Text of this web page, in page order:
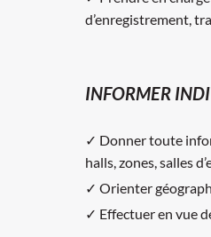
d’enregistrement,
INFORMER
✓ Donner toute
halls, zones, salles
✓ Orienter
✓ Effectuer en vue